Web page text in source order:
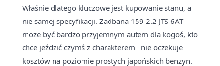
Właśnie dlatego kluczowe jest kupowanie stanu, a
nie samej specyfikacji. Zadbana 159 2.2 JTS 6AT
może być bardzo przyjemnym autem dla kogoś, kto
chce jeździć czymś z charakterem i nie oczekuje
kosztów na poziomie prostych japońskich benzyn.